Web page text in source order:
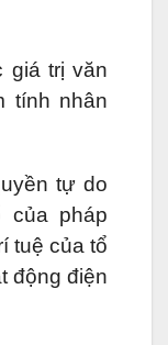
giá trị văn
tính nhân
tự do
của pháp
tuệ của tổ
động điện